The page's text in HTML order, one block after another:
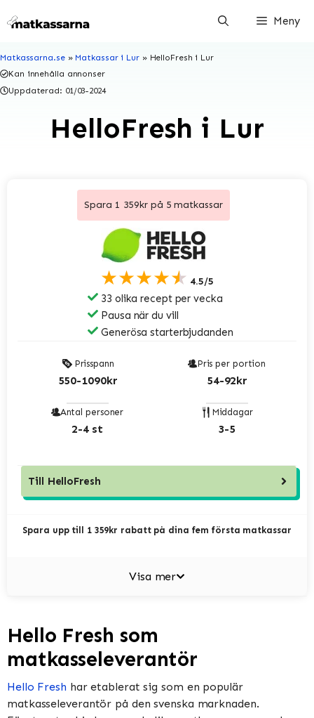
till
Meny
Matkassarna.se» Matkassar i Lur» HelloFresh i Lur
Kan innehålla annonser
Uppdaterad: 01/03-2024
HelloFresh i Lur
Spara 1 359kr på 5 matkassar
★★★★★ 4.5/5
33 olika recept per vecka
Pausa när du vill
Generösa starterbjudanden
Prisspann
550-1090kr
Pris per portion
54-92kr
Antal personer
2-4 st
Middagar
3-5
Till HelloFresh
Spara upp till 1 359kr rabatt på dina fem första matkassar
Visa mer
Hello Fresh som
matkasseleverantör
Hello Fresh har etablerat sig som en populär
matkasseleverantör på den svenska marknaden.